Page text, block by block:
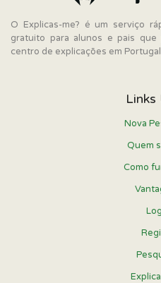
O Explicas-me? é um serviço
gratuito para alunos e pais
centro de explicações em
Links
Nova
Quem
Como